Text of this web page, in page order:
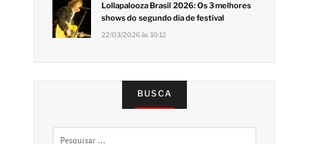
Lollapalooza Brasil 2026: Os 3 melhores
shows do segundo dia de festival
22/03/2026 às 10:12
BUSCA